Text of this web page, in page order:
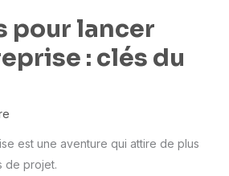
pour lancer
: clés du
est une aventure qui attire de plus
de projet.